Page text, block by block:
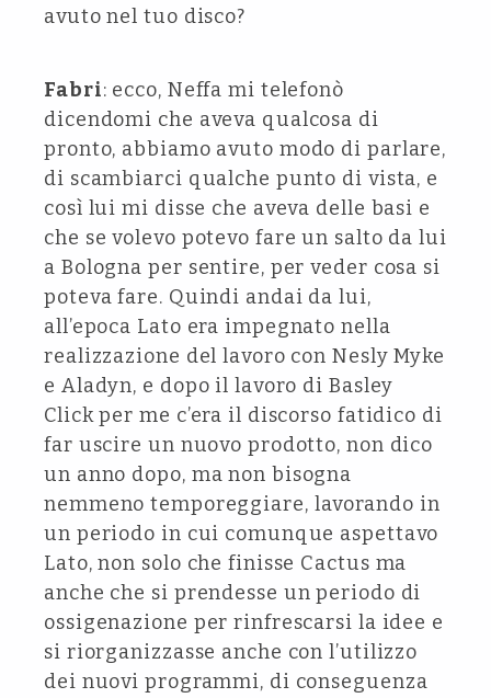
avuto nel tuo disco?
Fabri: ecco, Neffa mi telefonò
dicendomi che aveva qualcosa di
pronto, abbiamo avuto modo di parlare,
di scambiarci qualche punto di vista, e
così lui mi disse che aveva delle basi e
che se volevo potevo fare un salto da lui
a Bologna per sentire, per veder cosa si
poteva fare. Quindi andai da lui,
all’epoca Lato era impegnato nella
realizzazione del lavoro con Nesly Myke
e Aladyn, e dopo il lavoro di Basley
Click per me c’era il discorso fatidico di
far uscire un nuovo prodotto, non dico
un anno dopo, ma non bisogna
nemmeno temporeggiare, lavorando in
un periodo in cui comunque aspettavo
Lato, non solo che finisse Cactus ma
anche che si prendesse un periodo di
ossigenazione per rinfrescarsi la idee e
si riorganizzasse anche con l’utilizzo
dei nuovi programmi, di conseguenza